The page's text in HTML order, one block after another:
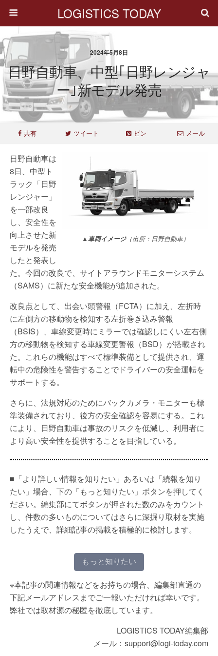
LOGISTICS TODAY
2024年5月8日
日野自動車、中型｢日野レンジャ
ー｣新モデル発売
共有 ツイート ピン メール
▲車両イメージ（出所：日野自動車）
日野自動車は
8日、中型ト
ラック「日野
レンジャー」
を一部改良
し、安全性を
向上させた新
モデルを発売
したと発表し
た。今回の改良で、サイトアラウンドモニターシステム
（SAMS）に新たな安全機能が追加された。
改良点として、出会い頭警報（FCTA）に加え、左折時
に左側方の移動物を検知する左折巻き込み警報
（BSIS）、車線変更時にミラーでは確認しにくい左右側
方の移動物を検知する車線変更警報（BSD）が搭載され
た。これらの機能はすべて標準装備として提供され、運
転中の危険性を警告することでドライバーの安全運転を
サポートする。
さらに、法規対応のためにバックカメラ・モニターも標
準装備されており、後方の安全確認を容易にする。これ
により、日野自動車は事故のリスクを低減し、利用者に
より高い安全性を提供することを目指している。
■「より詳しい情報を知りたい」あるいは「続報を知り
たい」場合、下の「もっと知りたい」ボタンを押してく
ださい。編集部にてボタンが押された数のみをカウント
し、件数の多いものについてはさらに深掘り取材を実施
したうえで、詳細記事の掲載を積極的に検討します。
もっと知りたい
※本記事の関連情報などをお持ちの場合、編集部直通の
下記メールアドレスまでご一報いただければ幸いです。
弊社では取材源の秘匿を徹底しています。
LOGISTICS TODAY編集部
メール：support@logi-today.com